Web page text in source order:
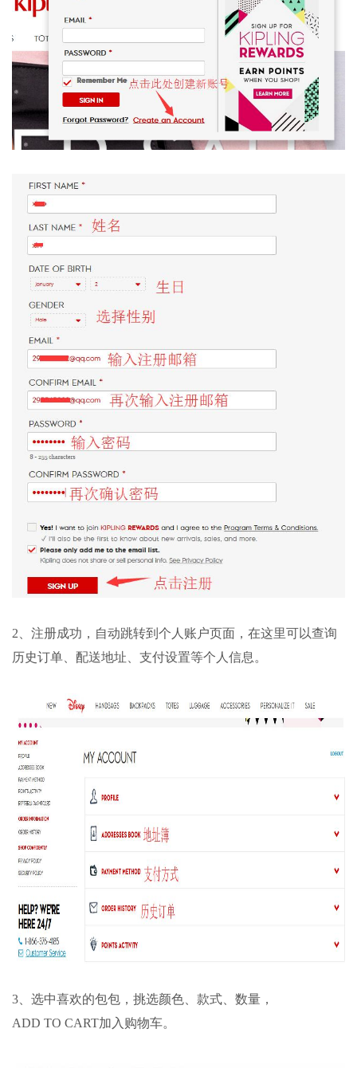
2、注册成功，自动跳转到个人账户页面，在这里可以查询
历史订单、配送地址、支付设置等个人信息。
3、选中喜欢的包包，挑选颜色、款式、数量，
ADD TO CART加入购物车。